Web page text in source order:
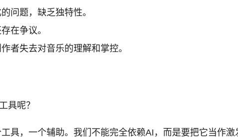
问题，缺乏独特性。
在争议。
者失去对音乐的理解和掌控。
具呢？
具，一个辅助。我们不能完全依赖AI，而是要把它当作